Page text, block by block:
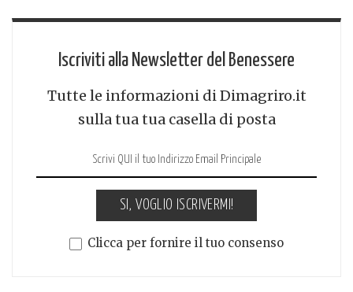
Iscriviti alla Newsletter del Benessere
Tutte le informazioni di Dimagriro.it
sulla tua tua casella di posta
SI, VOGLIO ISCRIVERMI!
Clicca per fornire il tuo consenso